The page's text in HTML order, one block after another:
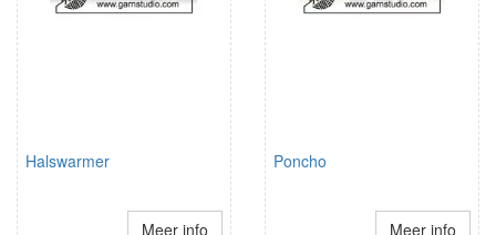
Halswarmer
Meer info
Poncho
Meer info